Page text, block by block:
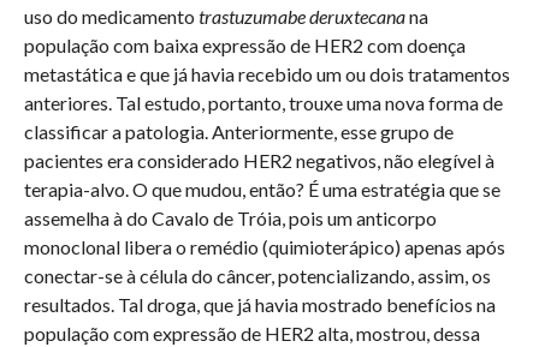
uso do medicamento trastuzumabe deruxtecanana
população com baixa expressão de HER2 com doença
metastática e que já havia recebido um ou dois tratamentos
anteriores. Tal estudo, portanto, trouxe uma nova forma de
classificar a patologia. Anteriormente, esse grupo de
pacientes era considerado HER2 negativos, não elegível à
terapia-alvo. O que mudou, então? É uma estratégia que se
assemelha à do Cavalo de Tróia, pois um anticorpo
monoclonal libera o remédio (quimioterápico) apenas após
conectar-se à célula do câncer, potencializando, assim, os
resultados. Tal droga, que já havia mostrado benefícios na
população com expressão de HER2 alta, mostrou, dessa